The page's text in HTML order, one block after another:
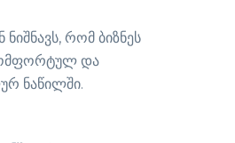
რომ ბიზნეს
და
ნაწილში.